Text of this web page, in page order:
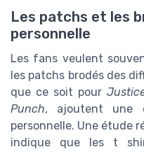
Les patchs et les
personnelle
Les fans veulent
les patchs brodés des
que ce soit pour
Punch, ajoutent une
personnelle. Une étude
indique que les t